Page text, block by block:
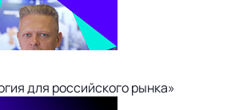
для российского рынка»